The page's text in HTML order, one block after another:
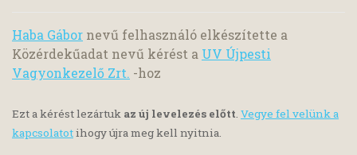
Haba Gábor nevű felhasználó elkészítette a
Közérdekűadat nevű kérést a UV Újpesti
Vagyonkezelő Zrt. -hoz
Ezt a kérést lezártuk az új levelezés előtt. Vegye fel velünk a
kapcsolatotihogy újra meg kell nyitnia.